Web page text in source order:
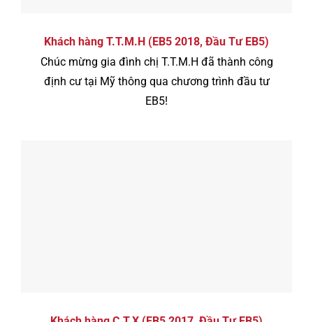
Khách hàng T.T.M.H (EB5 2018, Đầu Tư EB5)
Chúc mừng gia đình chị T.T.M.H đã thành công
định cư tại Mỹ thông qua chương trình đầu tư
EB5!